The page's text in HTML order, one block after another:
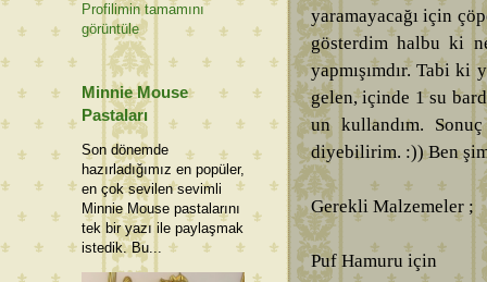
yaramayacağı için
gösterdim halbu ki
yapmışımdır. Tabi ki
gelen, içinde 1 su
un kullandım.
diyebilirim. :)) Ben
Gerekli Malzemeler ;
Puf Hamuru için
Profilimin tamamını
görüntüle
Minnie Mouse
Pastaları
Son dönemde
hazırladığımız en popüler,
en çok sevilen sevimli
Minnie Mouse pastalarını
tek bir yazı ile paylaşmak
istedik. Bu...